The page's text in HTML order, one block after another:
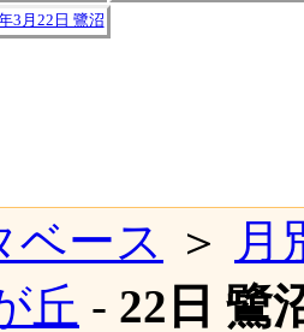
3月22日 鷺沼
ベース ＞
月
丘 - 22日 鷺